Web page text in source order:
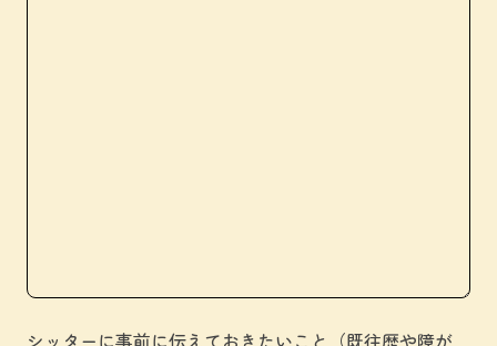
シッターに事前に伝えておきたいこと（既往歴や障が